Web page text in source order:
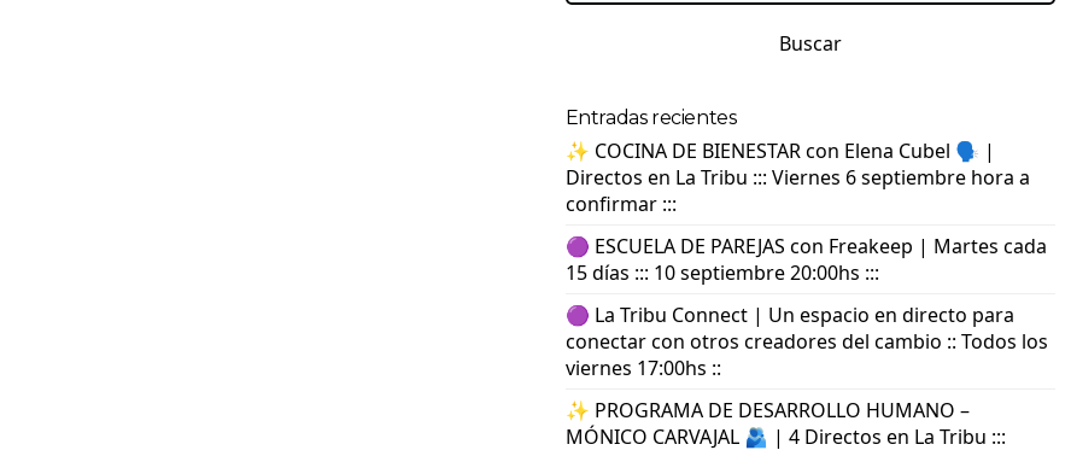
Buscar
Entradas recientes
✨ COCINA DE BIENESTAR con Elena Cubel 🗣️ |
Directos en La Tribu ::: Viernes 6 septiembre hora a
confirmar :::
🟣 ESCUELA DE PAREJAS con Freakeep | Martes cada
15 días ::: 10 septiembre 20:00hs :::
🟣 La Tribu Connect | Un espacio en directo para
conectar con otros creadores del cambio :: Todos los
viernes 17:00hs ::
✨ PROGRAMA DE DESARROLLO HUMANO –
MÓNICO CARVAJAL 🫂 | 4 Directos en La Tribu :::